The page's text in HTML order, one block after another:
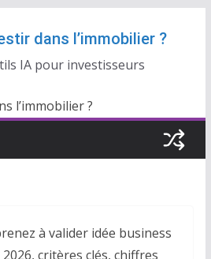
dans l’immobilier ?
IA pour investisseurs